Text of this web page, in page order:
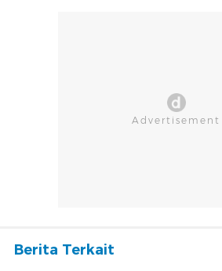
Berita Terkait